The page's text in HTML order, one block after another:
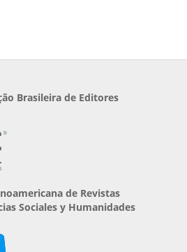
Brasileira de Editores
de Revistas
Sociales y Humanidades